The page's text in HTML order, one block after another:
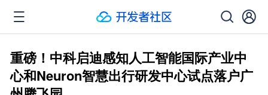
重磅！中科启迪感知人工智能国际产业中
心和Neuron智慧出行研发中心试点落户广